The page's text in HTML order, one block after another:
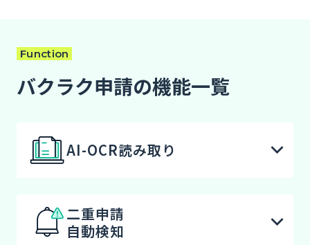
Function
バクラク申請の機能一覧
AI-OCR読み取り
二重申請
自動検知